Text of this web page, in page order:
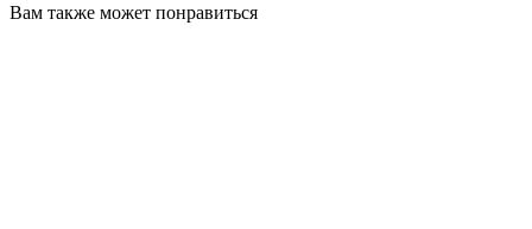
Вам также может понравиться